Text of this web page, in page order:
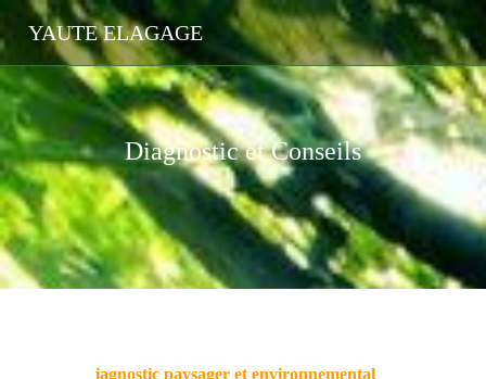
YAUTE ELAGAGE
Diagnostic et Conseils
iagnostic paysager et environnemental